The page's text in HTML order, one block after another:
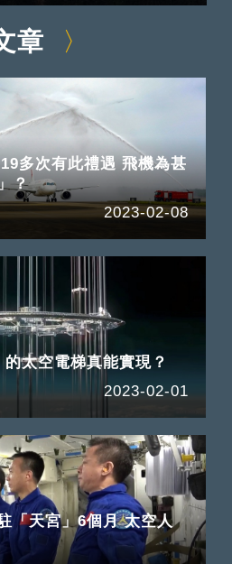
章
多次有此禮遇 飛機為甚
？
2023-02-08
的太空電梯真能實現？
2023-02-01
「天宮」6個月 太空人